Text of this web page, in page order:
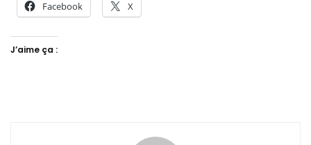
Facebook X
J’aime ça :